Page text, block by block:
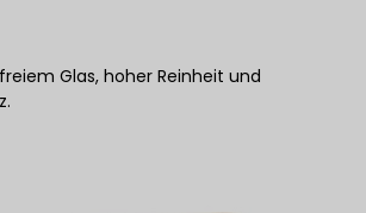
Glas, hoher Reinheit und